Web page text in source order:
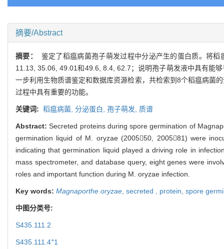
摘要/Abstract
摘要：
鉴定了稻瘟病菌孢子萌发过程中分泌产生的蛋白质。将
11.13, 35.06, 49.01和49.6, 8.4, 62.7；说明孢子萌发液中具有能
一步利用生物质谱鉴定和数据库资源检索，共检索到8个稻瘟病菌
过程中具有重要的功能。
关键词: 稻瘟病菌, 分泌蛋白, 孢子萌发, 质谱
Abstract:Secreted proteins during spore germination of
germination liquid of M. oryzae (200550, 200581) were
indicating that germination liquid played a driving role in
mass spectrometer, and database query, eight genes were
roles and important function during M. oryzae infection.
Key words: Magnaporthe oryzae, secreted , protein, spore
中图分类号:
S435.111.2
S435.111.4+1